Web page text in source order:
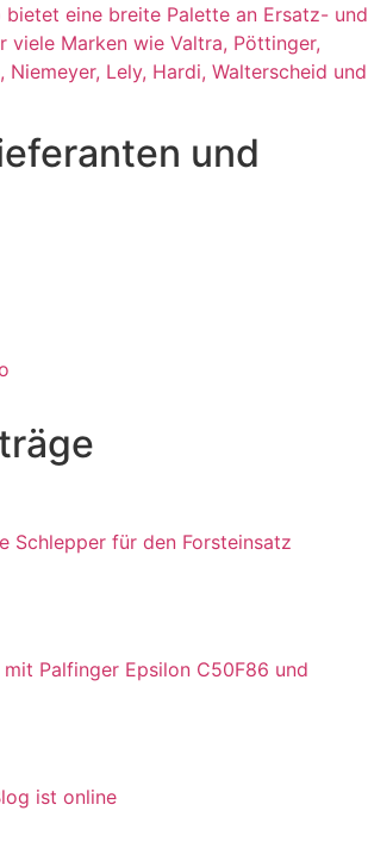
bietet eine breite Palette an Ersatz- und
viele Marken wie Valtra, Pöttinger,
Niemeyer, Lely, Hardi, Walterscheid und
und
Schlepper für den Forsteinsatz
Palfinger Epsilon C50F86 und
ist online